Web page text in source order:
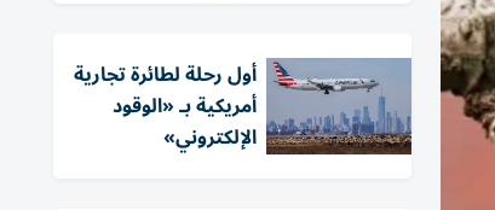
أول رحلة لطائرة تجارية
أمريكية بـ «الوقود
الإلكتروني»